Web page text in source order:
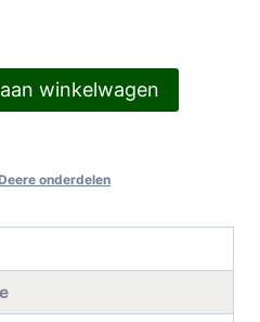
winkelwagen
onderdelen